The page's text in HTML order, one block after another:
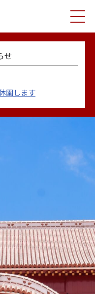
せ
園します